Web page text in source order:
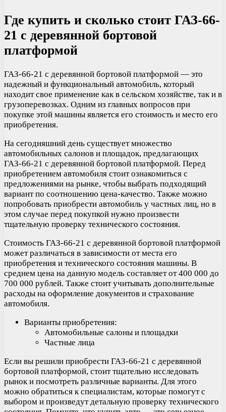
Где купить и сколько стоит ГАЗ-66-
21 с деревянной бортовой
платформой
ГАЗ-66-21 с деревянной бортовой платформой — это
надежный и функциональный автомобиль, который
находит свое применение как в сельском хозяйстве, так и в
грузоперевозках. Одним из главных вопросов при
покупке этой машины является его стоимость и место его
приобретения.
На сегодняшний день существует множество
автомобильных салонов и площадок, предлагающих
ГАЗ-66-21 с деревянной бортовой платформой. Перед
приобретением автомобиля стоит ознакомиться с
предложениями на рынке, чтобы выбрать подходящий
вариант по соотношению цена-качество. Также можно
попробовать приобрести автомобиль у частных лиц, но в
этом случае перед покупкой нужно произвести
тщательную проверку технического состояния.
Стоимость ГАЗ-66-21 с деревянной бортовой платформой
может различаться в зависимости от места его
приобретения и технического состояния машины. В
среднем цена на данную модель составляет от 400 000 до
700 000 рублей. Также стоит учитывать дополнительные
расходы на оформление документов и страхование
автомобиля.
Варианты приобретения:
Автомобильные салоны и площадки
Частные лица
Если вы решили приобрести ГАЗ-66-21 с деревянной
бортовой платформой, стоит тщательно исследовать
рынок и посмотреть различные варианты. Для этого
можно обратиться к специалистам, которые помогут с
выбором и произведут детальную проверку технического